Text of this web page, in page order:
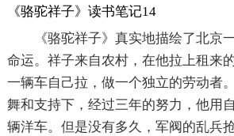
《骆驼祥子》读书笔记14
《骆驼祥子》真实地描绘了北京
命运。祥子来自农村，在他拉上租来
一辆车自己拉，做一个独立的劳动者
舞和支持下，经过三年的努力，他用
辆洋车。但是没有多久，军阀的乱兵